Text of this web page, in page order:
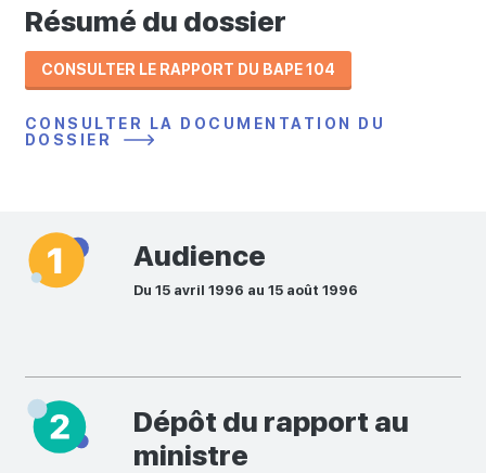
Résumé du dossier
CONSULTER LE RAPPORT DU BAPE 104
CONSULTER LA DOCUMENTATION DU
DOSSIER
Audience
Du 15 avril 1996 au 15 août 1996
Dépôt du rapport au
ministre